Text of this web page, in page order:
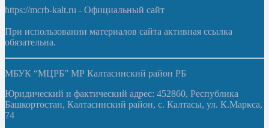
https://mcrb-kalt.ru - Официальный сайт
При использовании материалов сайта активная ссылка
обязательна.
МБУК “МЦРБ” МР Калтасинский район РБ
Юридический и фактический адрес: 452860, Республика
Башкортостан, Калтасинский район, с. Калтасы, ул. К.Маркса,
74